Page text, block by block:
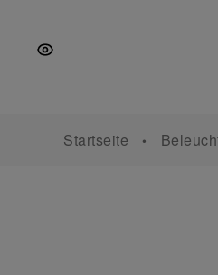
springen
springen
springen
Startseite